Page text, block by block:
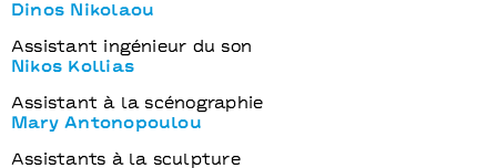
Dinos Nikolaou
Assistant ingénieur du son
Nikos Kollias
Assistant à la scénographie
Mary Antonopoulou
Assistants à la sculpture